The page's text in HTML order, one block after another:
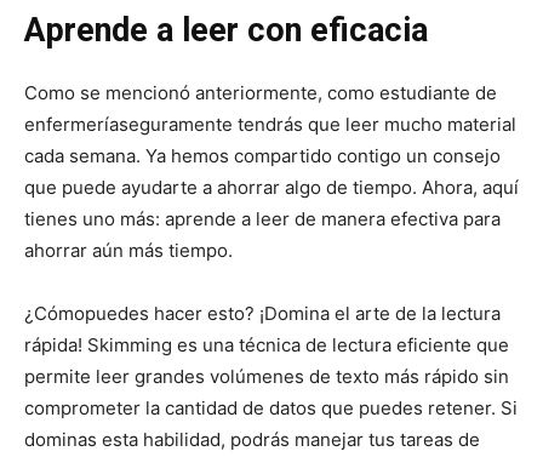
Aprende a leer con eficacia
Como se mencionó anteriormente, como estudiante de
enfermeríaseguramente tendrás que leer mucho material
cada semana. Ya hemos compartido contigo un consejo
que puede ayudarte a ahorrar algo de tiempo. Ahora, aquí
tienes uno más: aprende a leer de manera efectiva para
ahorrar aún más tiempo.
¿Cómopuedes hacer esto? ¡Domina el arte de la lectura
rápida! Skimming es una técnica de lectura eficiente que
permite leer grandes volúmenes de texto más rápido sin
comprometer la cantidad de datos que puedes retener. Si
dominas esta habilidad, podrás manejar tus tareas de